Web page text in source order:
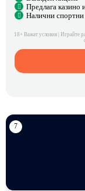
Предлага казино
Налични спортни
18+ Важат условия | Играйте